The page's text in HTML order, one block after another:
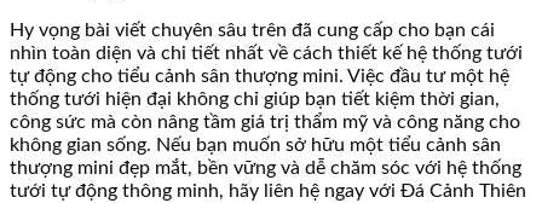
Hy vọng bài viết chuyên sâu trên đã cung cấp cho bạn cái
nhìn toàn diện và chi tiết nhất về cách thiết kế hệ thống tưới
tự động cho tiểu cảnh sân thượng mini. Việc đầu tư một hệ
thống tưới hiện đại không chỉ giúp bạn tiết kiệm thời gian,
công sức mà còn nâng tầm giá trị thẩm mỹ và công năng cho
không gian sống. Nếu bạn muốn sở hữu một tiểu cảnh sân
thượng mini đẹp mắt, bền vững và dễ chăm sóc với hệ thống
tưới tự động thông minh, hãy liên hệ ngay với Đá Cảnh Thiên